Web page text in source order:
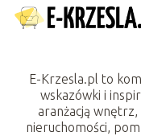
E-Krzesla.pl to
wskazówki i
aranżacją
nieruchomości,